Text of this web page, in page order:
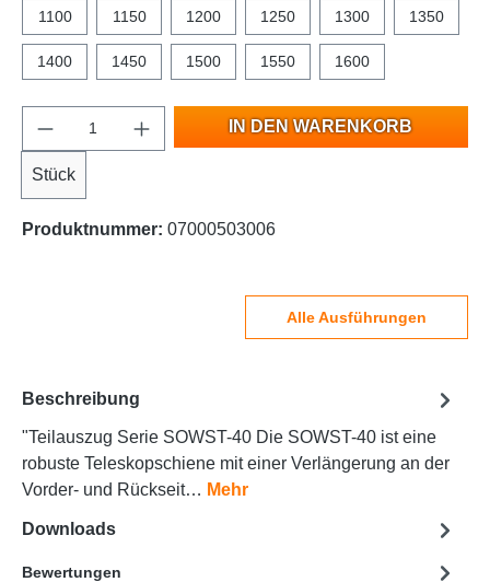
1100 1150 1200 1250 1300 1350
1400 1450 1500 1550 1600
Stück
IN DEN WARENKORB
Produktnummer: 07000503006
Alle Ausführungen
Beschreibung
"Teilauszug Serie SOWST-40 Die SOWST-40 ist eine
robuste Teleskopschiene mit einer Verlängerung an der
Vorder- und Rückseit… Mehr
Downloads
Bewertungen